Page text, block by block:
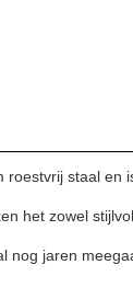
roestvrij staal en
het zowel
nog jaren